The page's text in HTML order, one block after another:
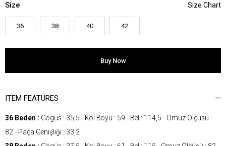
Size
36 38 40 42
ITEM FEATURES
36 Beden : Gögüs : 35,5 - Kol Boyu : 59 - Bel : 114,5 - Omuz Ölçüsü :
82 - Paça Genişliği : 33,2